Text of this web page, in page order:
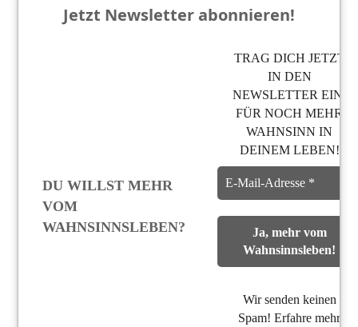
Jetzt Newsletter abonnieren!
DU WILLST MEHR
VOM
WAHNSINNSLEBEN?
TRAG DICH JETZT
IN DEN
NEWSLETTER EIN,
FÜR NOCH MEHR
WAHNSINN IN
DEINEM LEBEN!
Wir senden keinen
Spam! Erfahre mehr